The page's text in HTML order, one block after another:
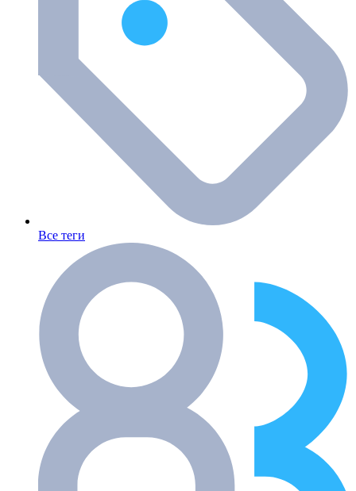
Все теги